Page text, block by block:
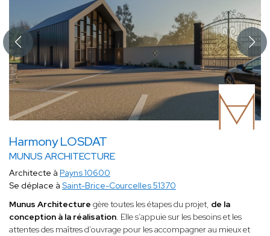
Harmony LOSDAT
MUNUS ARCHITECTURE
Architecte à Payns 10600
Se déplace à Saint-Brice-Courcelles 51370
Munus Architecture gère toutes les étapes du projet, de la
conception à la réalisation. Elle s’appuie sur les besoins et les
attentes des maîtres d’ouvrage pour les accompagner au mieux et